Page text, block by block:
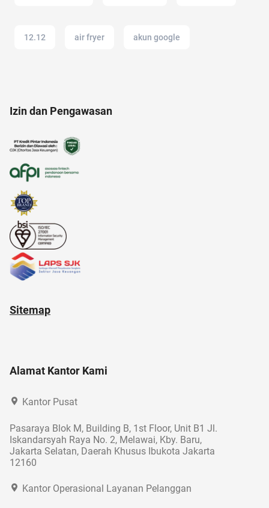
12.12 air fryer akun google
alergi musiman
amazon prime
Izin dan Pengawasan
Sitemap
Alamat Kantor Kami
Kantor Pusat
Pasaraya Blok M, Building B, 1st Floor, Unit B1 Jl.
Iskandarsyah Raya No. 2, Melawai, Kby. Baru,
Jakarta Selatan, Daerah Khusus Ibukota Jakarta
12160
Kantor Operasional Layanan Pelanggan